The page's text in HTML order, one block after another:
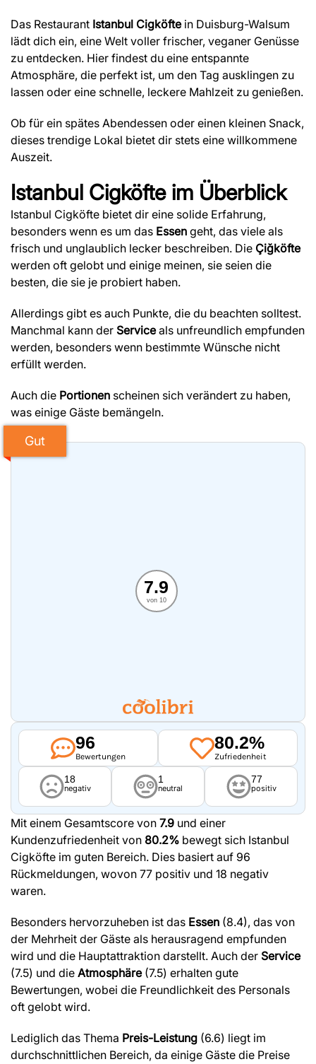
Das Restaurant Istanbul Cigköftein Duisburg-Walsum
lädt dich ein, eine Welt voller frischer, veganer Genüsse
zu entdecken. Hier findest du eine entspannte
Atmosphäre, die perfekt ist, um den Tag ausklingen zu
lassen oder eine schnelle, leckere Mahlzeit zu genießen.
Ob für ein spätes Abendessen oder einen kleinen Snack,
dieses trendige Lokal bietet dir stets eine willkommene
Auszeit.
Istanbul Cigköfteim Überblick
Istanbul Cigköfte bietet dir eine solide Erfahrung,
besonders wenn es um das Essen geht, das viele als
frisch und unglaublich lecker beschreiben. Die Çiğköfte
werden oft gelobt und einige meinen, sie seien die
besten, die sie je probiert haben.
Allerdings gibt es auch Punkte, die du beachten solltest.
Manchmal kann der Serviceals unfreundlich empfunden
werden, besonders wenn bestimmte Wünsche nicht
erfüllt werden.
Auch die Portionen scheinen sich verändert zu haben,
was einige Gäste bemängeln.
Gut
7.9
von 10
96
Bewertungen
80.2%
Zufriedenheit
18
negativ
1
neutral
77
positiv
Mit einem Gesamtscore von 7.9 und einer
Kundenzufriedenheit von 80.2% bewegt sich Istanbul
Cigköfte im guten Bereich. Dies basiert auf 96
Rückmeldungen, wovon 77 positiv und 18 negativ
waren.
Besonders hervorzuheben ist das Essen (8.4), das von
der Mehrheit der Gäste als herausragend empfunden
wird und die Hauptattraktion darstellt. Auch der Service
(7.5) und die Atmosphäre(7.5) erhalten gute
Bewertungen, wobei die Freundlichkeit des Personals
oft gelobt wird.
Lediglich das Thema Preis-Leistung (6.6) liegt im
durchschnittlichen Bereich, da einige Gäste die Preise